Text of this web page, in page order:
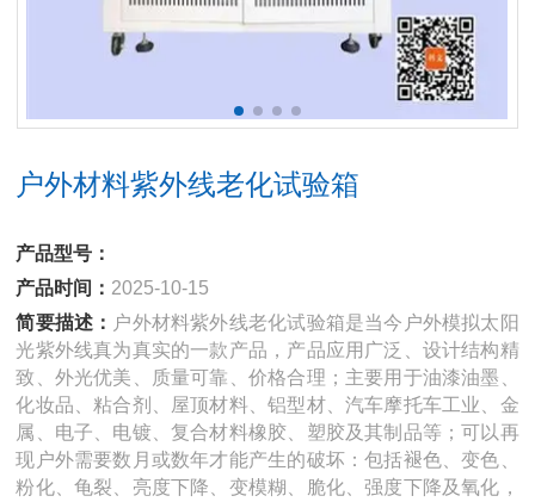
户外材料紫外线老化试验箱
产品型号：
产品时间： 2025-10-15
简要描述： 户外材料紫外线老化试验箱是当今户外模拟太阳
光紫外线真为真实的一款产品，产品应用广泛、设计结构精
致、外光优美、质量可靠、价格合理；主要用于油漆油墨、
化妆品、粘合剂、屋顶材料、铝型材、汽车摩托车工业、金
属、电子、电镀、复合材料橡胶、塑胶及其制品等；可以再
现户外需要数月或数年才能产生的破坏：包括褪色、变色、
粉化、龟裂、亮度下降、变模糊、脆化、强度下降及氧化，